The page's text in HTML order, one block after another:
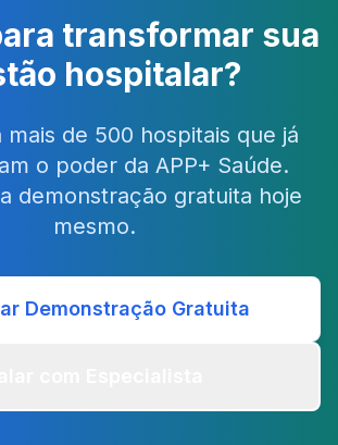
transformar sua
hospitalar?
de 500 hospitais que já
o poder da APP+ Saúde.
demonstração gratuita hoje
mesmo.
Demonstração Gratuita